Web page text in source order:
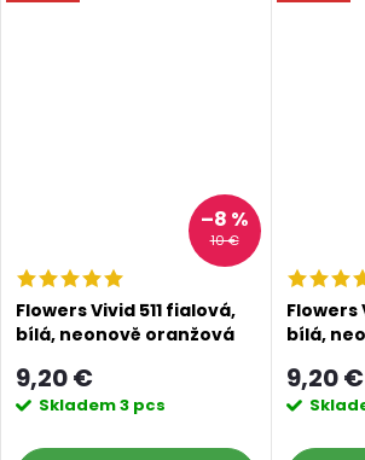
10 €
–8 %
Flowers Vivid 511 fialová,
bílá, neonově oranžová
9,20 €
Skladem3 pcs
Flowers
bílá,
9,20 €